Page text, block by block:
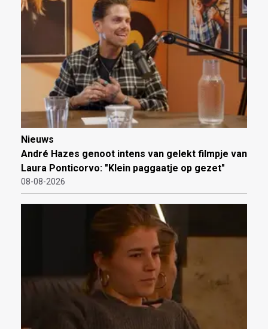
Nieuws
André Hazes genoot intens van gelekt filmpje van
Laura Ponticorvo: "Klein paggaatje op gezet"
08-08-2026